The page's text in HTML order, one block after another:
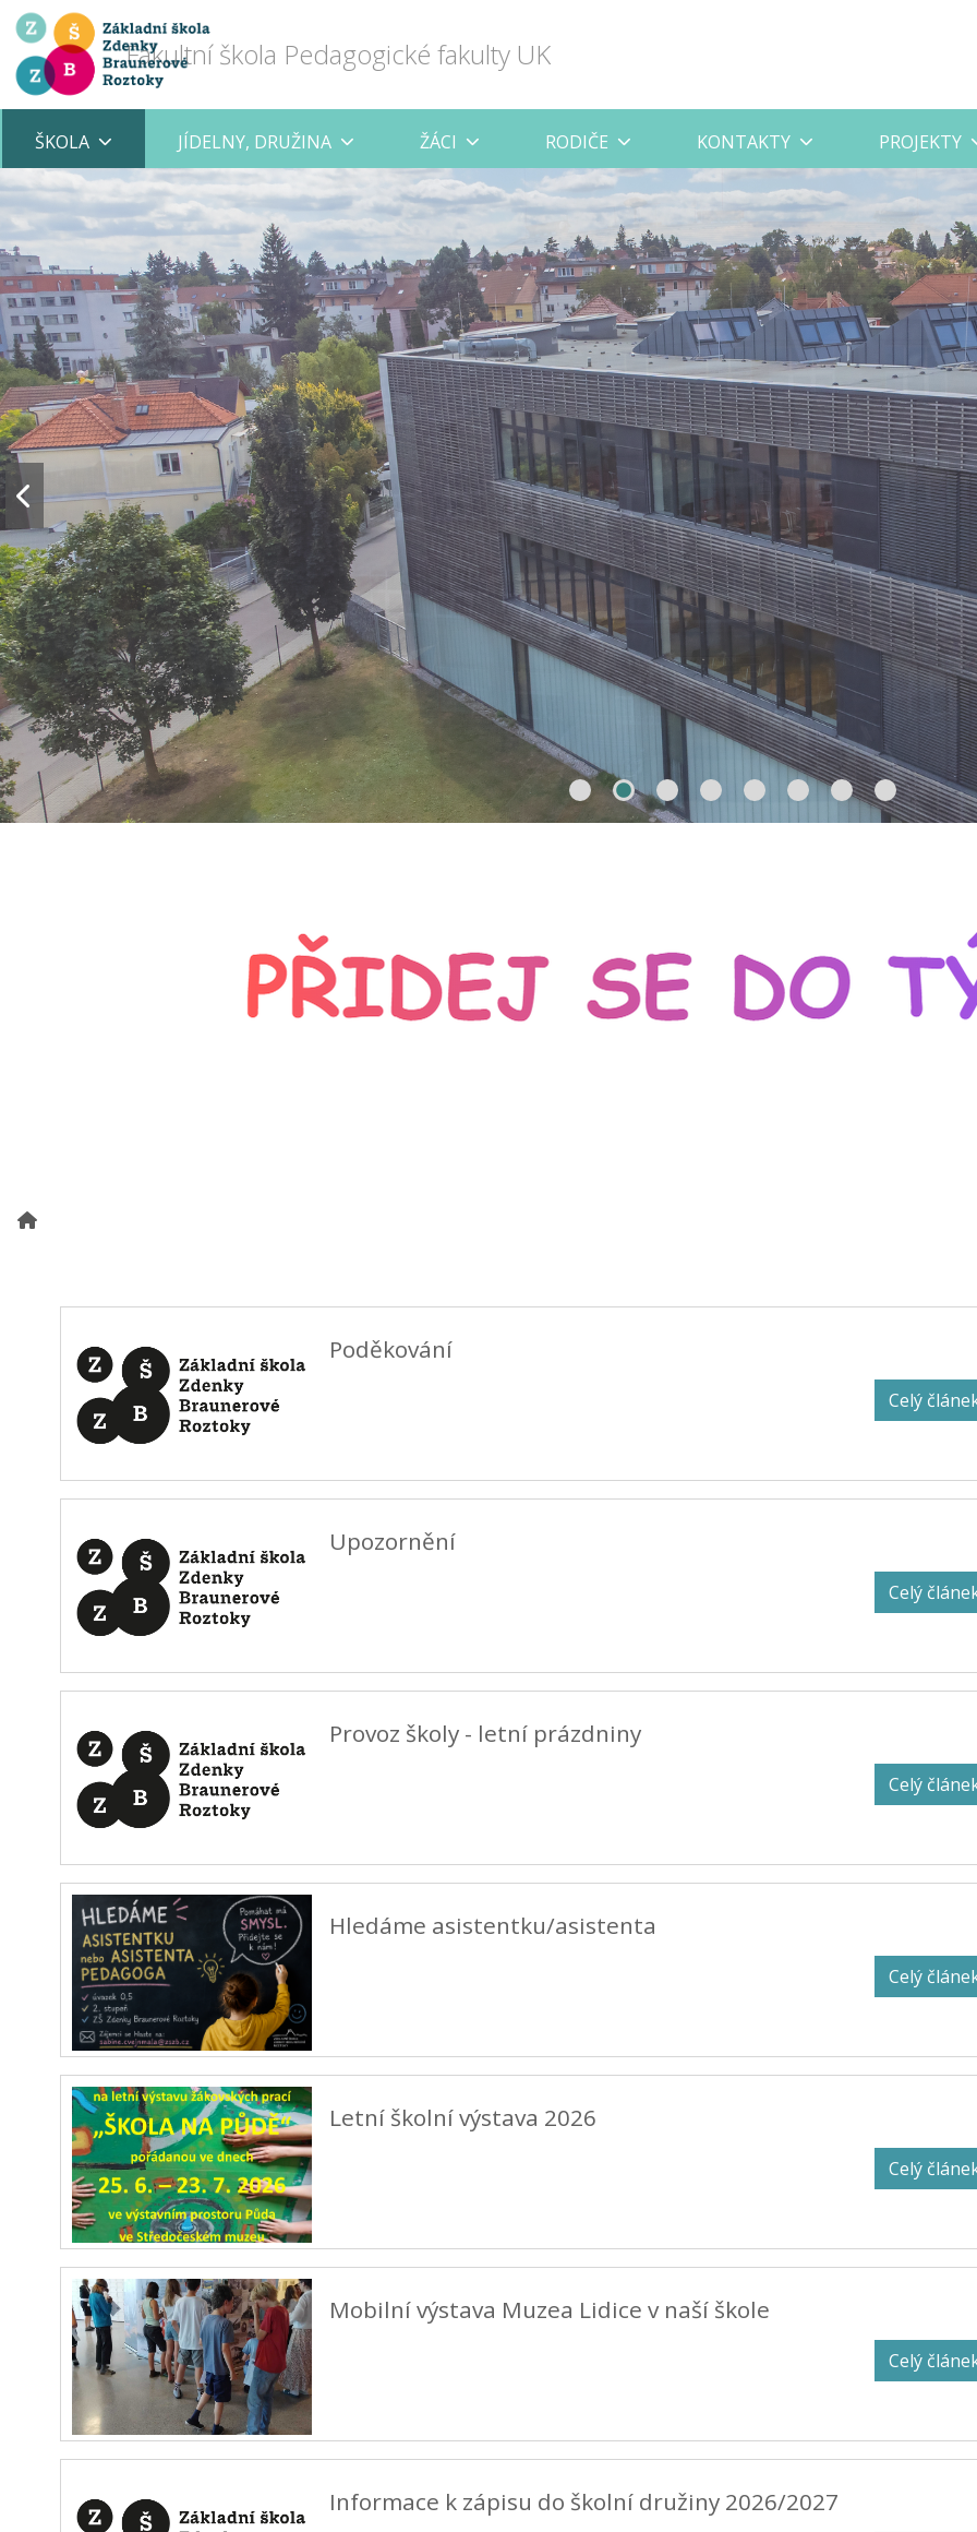
Fakultní škola Pedagogické fakulty UK
ŠKOLA JÍDELNY, DRUŽINA ŽÁCI RODIČE KONTAKTY PROJEKTY
Poděkování
Celý
Upozornění
Celý
Provoz školy - letní prázdniny
Celý
Hledáme asistentku/asistenta
Celý
Letní školní výstava 2026
Celý
Mobilní výstava Muzea Lidice v naší škole
Celý
Informace k zápisu do školní družiny 2026/2027